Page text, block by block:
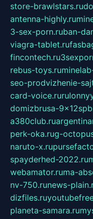
store-brawlstars.ru
antenna-highly.ru
3-sex-porn.ruban-
viagra-tablet.ru
fincontech.ru
rebus-toys.ru
seo-prodvizhenie-
card-voice.ru
domizbrusa-
a380club.ru
perk-oka.rug-
naruto-x.ru
spayderhed-2022.ru
webamator.ruma-
nv-750.runews-
dizfiles.ru
planeta-samara.ru